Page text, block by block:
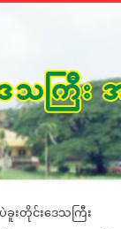
ပဲခူးတိုင်းဒေသကြီး